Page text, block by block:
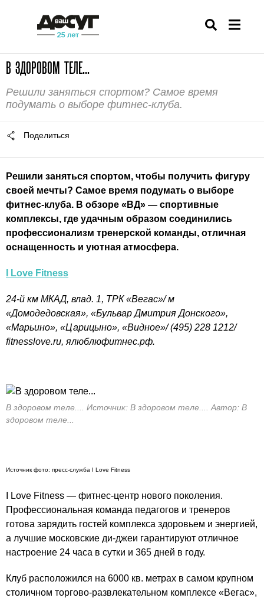
В ЗДОРОВОМ ТЕЛЕ...
Решили заняться спортом? Самое время
подумать о выборе фитнес-клуба.
Поделиться
Решили заняться спортом, чтобы получить фигуру
своей мечты? Самое время подумать о выборе
фитнес-клуба. В обзоре «ВД» — спортивные
комплексы, где удачным образом соединились
профессионализм тренерской команды, отличная
оснащенность и уютная атмосфера.
Love Fitness
24-й км МКАД, влад. 1, ТРК «Вегас»/ м
«Домодедовская», «Бульвар Дмитрия Донского»,
«Марьино», «Царицыно», «Видное»/ (495) 228 1212/
fitnesslove.ru, ялюблюфитнес.рф.
В здоровом теле.... Источник: В здоровом теле.... Автор: В
здоровом теле...
Источник фото: пресс-служба I Love Fitness
Love Fitness — фитнес-центр нового поколения.
Профессиональная команда педагогов и тренеров
готова зарядить гостей комплекса здоровьем и энергией,
а лучшие московские ди-джеи гарантируют отличное
настроение 24 часа в сутки и 365 дней в году.
Клуб расположился на 6000 кв. метрах в самом крупном
столичном торгово-развлекательном комплексе «Вегас»,